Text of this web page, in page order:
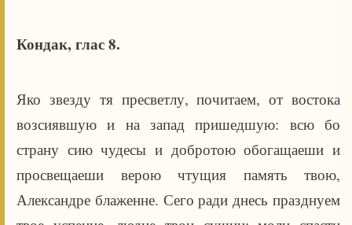
Кондак, глас 8.
Яко звезду тя пресветлу, почитаем, от востока
возсиявшую и на запад пришедшую: всю бо
страну сию чудесы и добротою обогащаеши и
просвещаеши верою чтущия память твою,
Александре блаженне. Сего ради днесь празднуем